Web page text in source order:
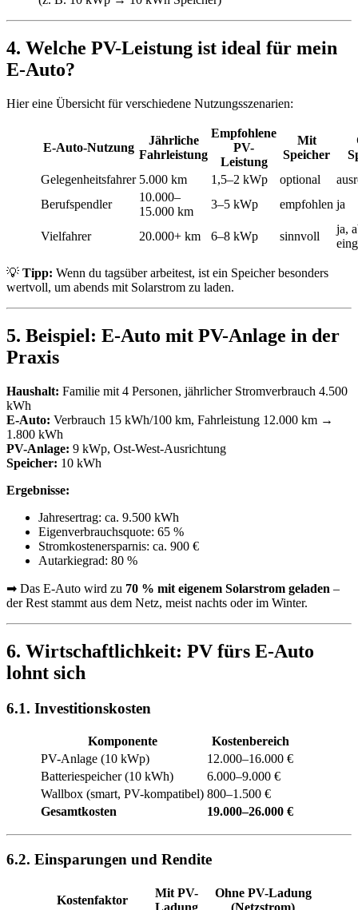
4. Welche PV-Leistung ist ideal für mein
E-Auto?
Hier eine Übersicht für verschiedene Nutzungsszenarien:
E-Auto-Nutzung
Jährliche
Fahrleistung
Empfohlene
PV-
Leistung
Mit
Speicher
Gelegenheitsfahrer 5.000 km 1,5–2 kWp optional
Berufspendler
10.000–
15.000 km
3–5 kWp empfohlen ja
Vielfahrer 20.000+ km 6–8 kWp sinnvoll
ja,
💡 Tipp: Wenn du tagsüber arbeitest, ist ein Speicher besonders
wertvoll, um abends mit Solarstrom zu laden.
5. Beispiel: E-Auto mit PV-Anlage in der
Praxis
Haushalt: Familie mit 4 Personen, jährlicher Stromverbrauch 4.500
kWh
E-Auto: Verbrauch 15 kWh/100 km, Fahrleistung 12.000 km →
1.800 kWh
PV-Anlage: 9 kWp, Ost-West-Ausrichtung
Speicher: 10 kWh
Ergebnisse:
Jahresertrag: ca. 9.500 kWh
Eigenverbrauchsquote: 65 %
Stromkostenersparnis: ca. 900 €
Autarkiegrad: 80 %
➡ Das E-Auto wird zu 70 % mit eigenem Solarstrom geladen –
der Rest stammt aus dem Netz, meist nachts oder im Winter.
6. Wirtschaftlichkeit: PV fürs E-Auto
lohnt sich
6.1. Investitionskosten
Komponente
Kostenbereich
PV-Anlage (10 kWp)
12.000–16.000 €
Batteriespeicher (10 kWh)
6.000–9.000 €
Wallbox (smart, PV-kompatibel) 800–1.500 €
Gesamtkosten
19.000–26.000 €
6.2. Einsparungen und Rendite
Kostenfaktor
Mit PV-
Ladung
Ohne PV-Ladung
(Netzstrom)